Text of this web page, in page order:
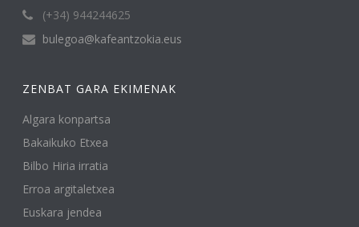
(+34) 944244625
bulegoa@kafeantzokia.eus
ZENBAT GARA EKIMENAK
Algara konpartsa
Bakaikuko Etxea
Bilbo Hiria irratia
Erroa argitaletxea
Euskara jendea